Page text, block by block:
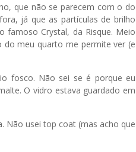
que não se parecem com o do
já que as partículas de brilho
famoso Crystal, da Risque. Meio
meu quarto me permite ver (e
fosco. Não sei se é porque eu
O vidro estava guardado em
Não usei top coat (mas acho que